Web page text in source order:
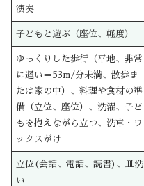
演奏
子どもと遊ぶ（座位、軽度）
ゆっくりした歩行（平地、非常
に遅い＝53m/分未満、散歩ま
たは家の中）、料理や食材の準
備（立位、座位）、洗濯、子ど
もを抱えながら立つ、洗車・ワ
ックスがけ
立位(会話、電話、読書)、皿洗
い